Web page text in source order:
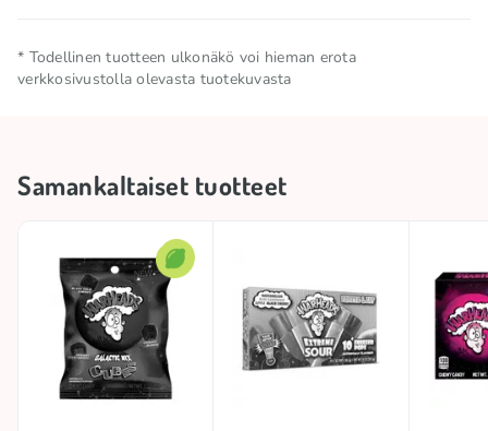
aromit, säilöntäaine (kaliumsorbaatti (E202)),
kirsikka (E120), omena (E141). Saattaa sisältää
MAIDON ja SOIJAN jäämiä. Hapot voivat ärsyttää
josta sokereita – 61g; proteiini – 0g; suola – 0,29g.
Nettomäärä 0.02 KG
Tuotemerkki WARHEADS
Happamuus Hapan
Alkuperämaa Kiina
* Todellinen tuotteen ulkonäkö voi hieman erota
verkkosivustolla olevasta tuotekuvasta
Samankaltaiset tuotteet